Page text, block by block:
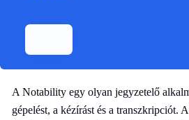
A Notability egy olyan jegyzetelő
gépelést, a kézírást és a transzkripciót.